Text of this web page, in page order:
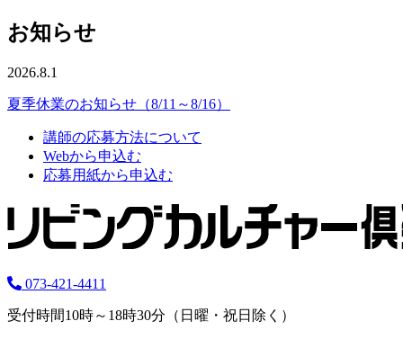
お知らせ
2026.8.1
夏季休業のお知らせ（8/11～8/16）
講師の応募方法について
Webから申込む
応募用紙から申込む
073-421-4411
受付時間10時～18時30分（日曜・祝日除く）